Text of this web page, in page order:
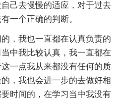
己去慢慢的适应，对于过去
一个正确的判断。
，我也一直都在认真负责的
中我比较认真，我一直都在
一点我从来都没有任何的质
，我也会进一步的去做好相
时间的，在学习当中我没有